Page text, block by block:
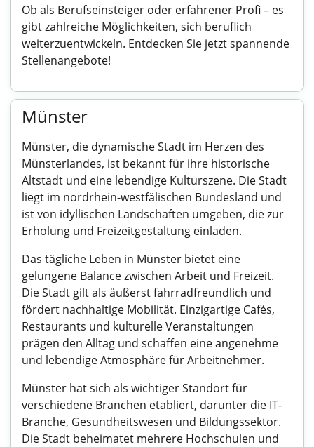
Ob als Berufseinsteiger oder erfahrener Profi – es
gibt zahlreiche Möglichkeiten, sich beruflich
weiterzuentwickeln. Entdecken Sie jetzt spannende
Stellenangebote!
Münster
Münster, die dynamische Stadt im Herzen des
Münsterlandes, ist bekannt für ihre historische
Altstadt und eine lebendige Kulturszene. Die Stadt
liegt im nordrhein-westfälischen Bundesland und
ist von idyllischen Landschaften umgeben, die zur
Erholung und Freizeitgestaltung einladen.
Das tägliche Leben in Münster bietet eine
gelungene Balance zwischen Arbeit und Freizeit.
Die Stadt gilt als äußerst fahrradfreundlich und
fördert nachhaltige Mobilität. Einzigartige Cafés,
Restaurants und kulturelle Veranstaltungen
prägen den Alltag und schaffen eine angenehme
und lebendige Atmosphäre für Arbeitnehmer.
Münster hat sich als wichtiger Standort für
verschiedene Branchen etabliert, darunter die IT-
Branche, Gesundheitswesen und Bildungssektor.
Die Stadt beheimatet mehrere Hochschulen und